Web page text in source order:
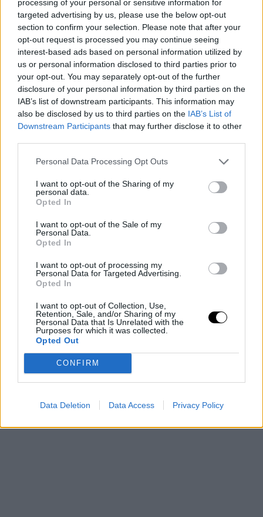
processing of your personal or sensitive information for
targeted advertising by us, please use the below opt-out
section to confirm your selection. Please note that after your
opt-out request is processed you may continue seeing
interest-based ads based on personal information utilized by
us or personal information disclosed to third parties prior to
your opt-out. You may separately opt-out of the further
disclosure of your personal information by third parties on the
IAB’s list of downstream participants. This information may
also be disclosed by us to third parties on the IAB’s List of
Downstream Participants that may further disclose it to other
Personal Data Processing Opt Outs
I want to opt-out of the Sharing of my
personal data.
Opted In
I want to opt-out of the Sale of my
Personal Data.
Opted In
I want to opt-out of processing my
Personal Data for Targeted Advertising.
Opted In
I want to opt-out of Collection, Use,
Retention, Sale, and/or Sharing of my
Personal Data that Is Unrelated with the
Purposes for which it was collected.
Opted Out
CONFIRM
Data Deletion Data Access Privacy Policy
jugar los próximos encuentros.
FULL HIGHLIGHTS: Watch SEVEN reach double figures
tonight in a big #WizSpurs win!#DCFamily
pic.twitter.com/cAxBU5MDg5
— Washington Wizards (@WashWizards)28 mars 2018
posición del Este con esta victoria. Hasta siete
jugadores del equipo de la Capital firmaron dobles
dígitos, destacando por encima del resto Markieff
Morris con 15 puntos y Otto Porter Jr. con 14.
el mejor fue LaMarcus Aldridge con 13 puntos. Pau
Gasol aportó desde el banco 10 puntos y 6 rebotes. Tras
la derrota, los Spurs son sextos del Oeste igualados con
los Pelicans, que son quintos.